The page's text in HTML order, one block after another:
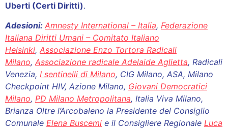
Uberti (Certi Diritti).
Adesioni: Amnesty International – Italia, Federazione
Italiana Diritti Umani – Comitato Italiano
Helsinki, Associazione Enzo Tortora Radicali
Milano, Associazione radicale Adelaide Aglietta, Radicali
Venezia, I sentinelli di Milano, CIG Milano, ASA, Milano
Checkpoint HIV, Azione Milano, Giovani Democratici
Milano, PD Milano Metropolitana, Italia Viva Milano,
Brianza Oltre l’Arcobaleno la Presidente del Consiglio
Comunale Elena Buscemi e il Consigliere Regionale Luca